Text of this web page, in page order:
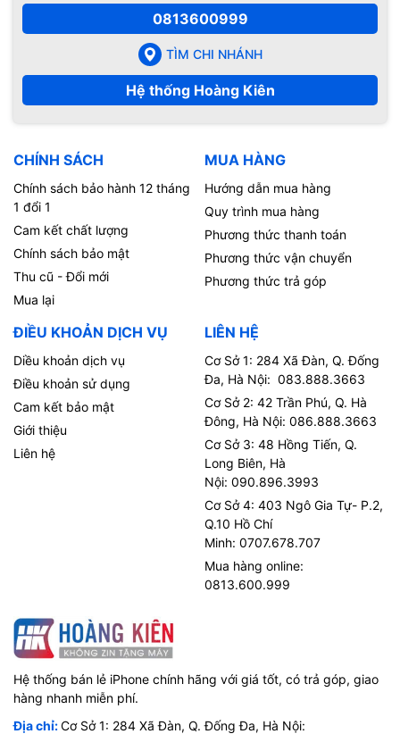
0813600999
TÌM CHI NHÁNH
Hệ thống Hoàng Kiên
CHÍNH SÁCH
Chính sách bảo hành 12 tháng
1 đổi 1
Cam kết chất lượng
Chính sách bảo mật
Thu cũ - Đổi mới
Mua lại
MUA HÀNG
Hướng dẫn mua hàng
Quy trình mua hàng
Phương thức thanh toán
Phương thức vận chuyển
Phương thức trả góp
ĐIỀU KHOẢN DỊCH VỤ
Diều khoản dịch vụ
Điều khoản sử dụng
Cam kết bảo mật
Giới thiệu
Liên hệ
LIÊN HỆ
Cơ Sở 1: 284 Xã Đàn, Q. Đống
Đa, Hà Nội: 083.888.3663
Cơ Sở 2: 42 Trần Phú, Q. Hà
Đông, Hà Nội: 086.888.3663
Cơ Sở 3: 48 Hồng Tiến, Q.
Long Biên, Hà
Nội: 090.896.3993
Cơ Sở 4: 403 Ngô Gia Tự- P.2,
Q.10 Hồ Chí
Minh: 0707.678.707
Mua hàng online:
0813.600.999
Hệ thống bán lẻ iPhone chính hãng với giá tốt, có trả góp, giao
hàng nhanh miễn phí.
Địa chỉ:Cơ Sở 1: 284 Xã Đàn, Q. Đống Đa, Hà Nội: